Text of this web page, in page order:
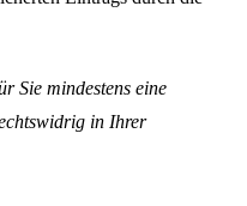
Sie mindestens eine
in Ihrer